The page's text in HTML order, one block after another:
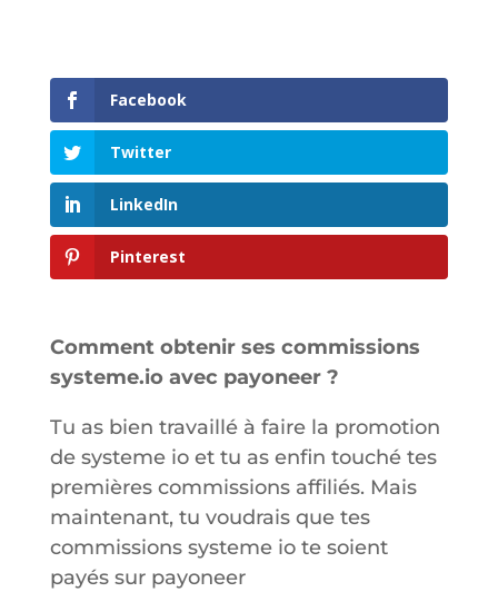
Facebook
Twitter
LinkedIn
Pinterest
Comment obtenir ses commissions
systeme.io avec payoneer ?
Tu as bien travaillé à faire la promotion
de systeme io et tu as enfin touché tes
premières commissions affiliés. Mais
maintenant, tu voudrais que tes
commissions systeme io te soient
payés sur payoneer